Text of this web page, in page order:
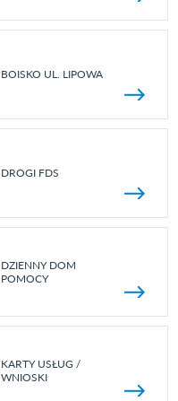
BOISKO UL. LIPOWA
DROGI FDS
DZIENNY DOM
POMOCY
KARTY USŁUG /
WNIOSKI